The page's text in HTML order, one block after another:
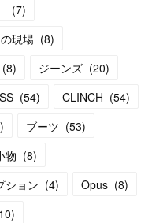
(7)
現場 (8)
(8) ジーンズ (20)
(54) CLINCH (54)
) ブーツ (53)
物 (8)
ション (4) Opus (8)
10)